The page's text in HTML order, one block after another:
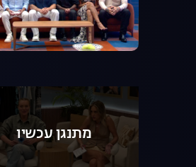
מתנגן עכשיו